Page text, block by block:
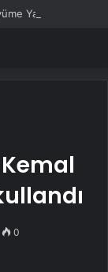
Kemal
0